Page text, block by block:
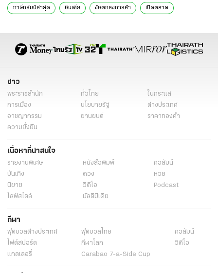
ภาษีทรัมป์ล่าสุด อินเดีย ข้อตกลงการค้า เปิดตลาด
ข่าววันนี้
ข่าว
พระราชสำนัก ทั่วไทย
ในกระแส
การเมือง
นโยบายรัฐ
ต่างประเทศ
อาชญากรรม
ยานยนต์
ราคาทองคำ
ความยั่งยืน
เนื้อหาที่น่าสนใจ
รายงานพิเศษ หนังสือพิมพ์
คอลัมน์
บันเทิง
ดวง
หวย
นิยาย
วิดีโอ
Podcast
ไลฟ์สไตล์
มัลติมีเดีย
กีฬา
ฟุตบอลต่่างประเทศ ฟุตบอลไทย
คอลัมน์
ไฟต์สปอร์ต
กีฬาโลก
วิดีโอ
แกลเลอรี่
Carabao 7-a-Side Cup